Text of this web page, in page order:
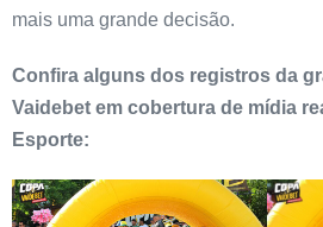
mais uma grande decisão.
Confira alguns dos registros da
Vaidebet em cobertura de mídia
Esporte: